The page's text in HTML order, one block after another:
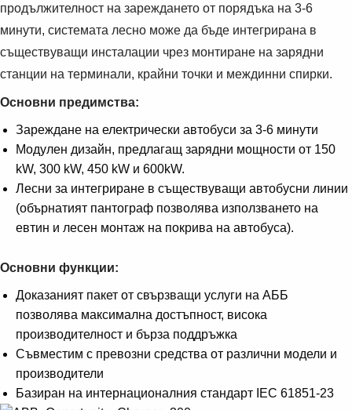
продължителност на зареждането от порядъка на 3-6
минути, системата лесно може да бъде интегрирана в
съществуващи инсталации чрез монтиране на зарядни
станции на терминали, крайни точки и междинни спирки.
Основни предимства:
Зареждане на електрически автобуси за 3-6 минути
Модулен дизайн, предлагащ зарядни мощности от 150
kW, 300 kW, 450 kW и 600kW.
Лесни за интегриране в съществуващи автобусни линии
(обърнатият пантограф позволява използването на
евтин и лесен монтаж на покрива на автобуса).
Основни функции:
Доказаният пакет от свързващи услуги на АББ
позволява максимална достъпност, висока
производителност и бърза поддръжка
Съвместим с превозни средства от различни модели и
производители
Базиран на интернационалния стандарт IEC 61851-23